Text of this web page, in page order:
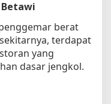
berat
terdapat
yang
dasar jengkol.